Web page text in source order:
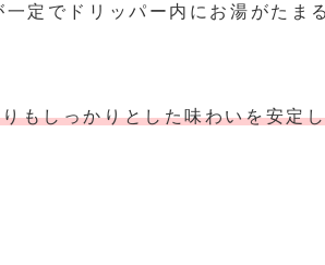
定でドリッパー内にお湯がたま
もしっかりとした味わいを安定